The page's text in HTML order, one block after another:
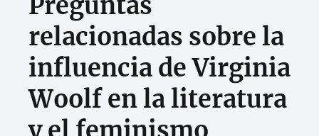
relacionadas sobre la
influencia de Virginia
Woolf en la literatura